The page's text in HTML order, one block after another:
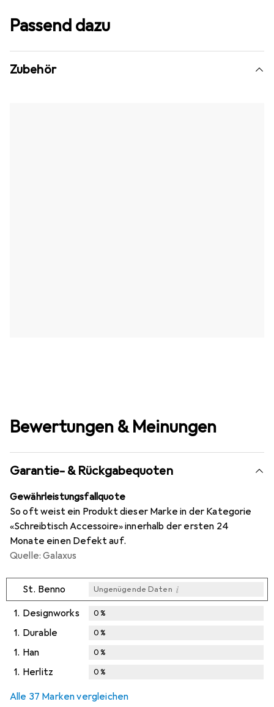
Passend dazu
Zubehör
Bewertungen & Meinungen
Garantie- & Rückgabequoten
Gewährleistungsfallquote
So oft weist ein Produkt dieser Marke in der Kategorie
«Schreibtisch Accessoire» innerhalb der ersten 24
Monate einen Defekt auf.
Quelle: Galaxus
St. Benno Ungenügende Daten i
1. Designworks 0%
1. Durable 0%
1. Han 0%
1. Herlitz 0%
Alle 37 Marken vergleichen